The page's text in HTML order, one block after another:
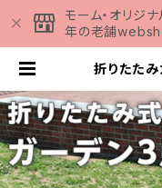
モーム・オリジ
年の老舗
折りたた
使用 |
LS3-GR |